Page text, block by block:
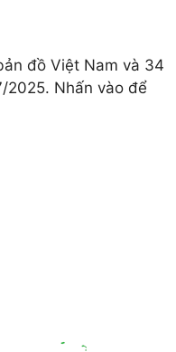
đồ Việt Nam và 34
2025. Nhấn vào để